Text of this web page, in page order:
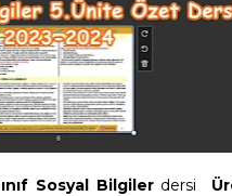
Sosyal Bilgilerdersi